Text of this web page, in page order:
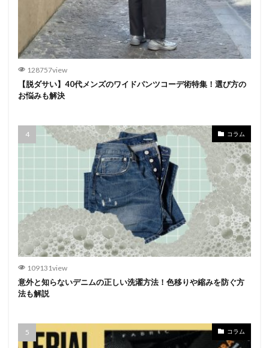
128757view
【脱ダサい】40代メンズのワイドパンツコーデ術特集！選び方の
お悩みも解決
コラム
109131view
意外と知らないデニムの正しい洗濯方法！色移りや縮みを防ぐ方
法も解説
コラム